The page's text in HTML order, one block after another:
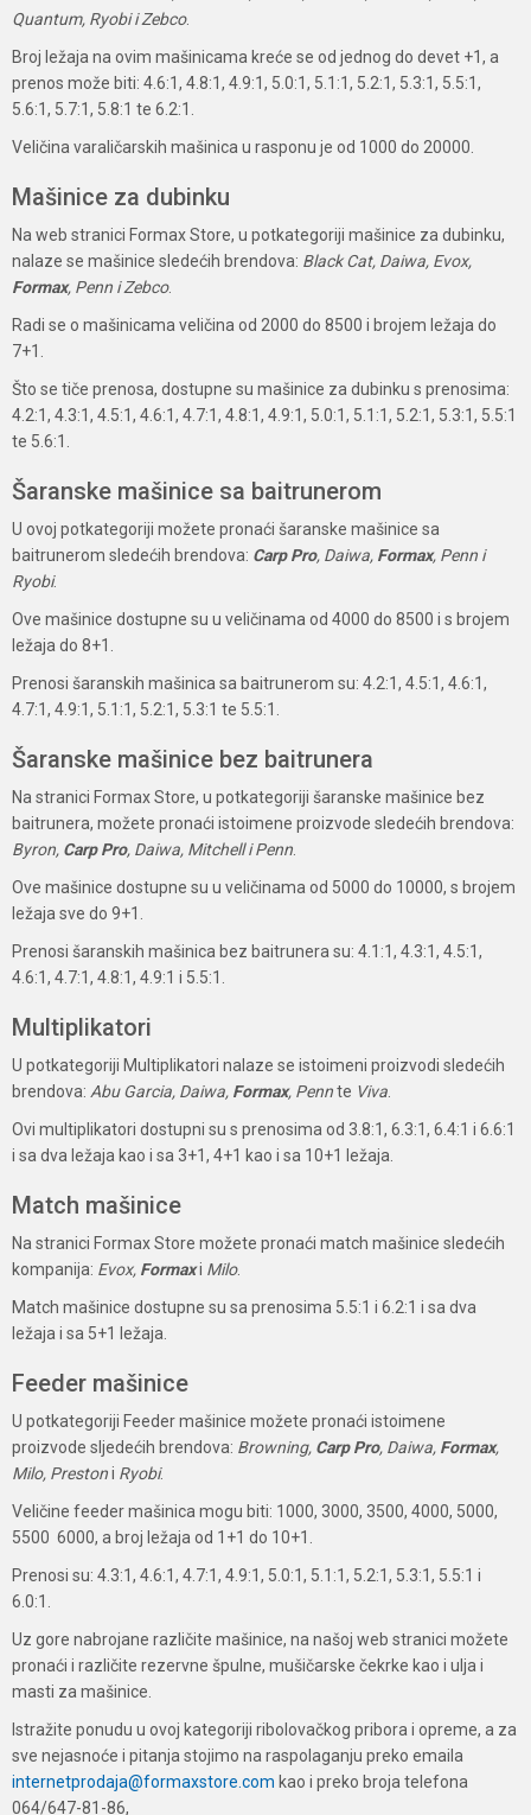
Quantum, Ryobi i Zebco.
Broj ležaja na ovim mašinicama kreće se od jednog do devet +1, a
prenos može biti: 4.6:1, 4.8:1, 4.9:1, 5.0:1, 5.1:1, 5.2:1, 5.3:1, 5.5:1,
5.6:1, 5.7:1, 5.8:1 te 6.2:1.
Veličina varaličarskih mašinica u rasponu je od 1000 do 20000.
Mašinice za dubinku
Na web stranici Formax Store, u potkategoriji mašinice za dubinku,
nalaze se mašinice sledećih brendova: Black Cat, Daiwa, Evox,
Formax, Penn i Zebco.
Radi se o mašinicama veličina od 2000 do 8500 i brojem ležaja do
7+1.
Što se tiče prenosa, dostupne su mašinice za dubinku s prenosima:
4.2:1, 4.3:1, 4.5:1, 4.6:1, 4.7:1, 4.8:1, 4.9:1, 5.0:1, 5.1:1, 5.2:1, 5.3:1, 5.5:1
te 5.6:1.
Šaranske mašinice sa baitrunerom
U ovoj potkategoriji možete pronaći šaranske mašinice sa
baitrunerom sledećih brendova: Carp Pro, Daiwa, Formax, Penn i
Ryobi.
Ove mašinice dostupne su u veličinama od 4000 do 8500 i s brojem
ležaja do 8+1.
Prenosi šaranskih mašinica sa baitrunerom su: 4.2:1, 4.5:1, 4.6:1,
4.7:1, 4.9:1, 5.1:1, 5.2:1, 5.3:1 te 5.5:1.
Šaranske mašinice bez baitrunera
Na stranici Formax Store, u potkategoriji šaranske mašinice bez
baitrunera, možete pronaći istoimene proizvode sledećih brendova:
Byron, Carp Pro, Daiwa, Mitchell i Penn
Ove mašinice dostupne su u veličinama od 5000 do 10000, s brojem
ležaja sve do 9+1.
Prenosi šaranskih mašinica bez baitrunera su: 4.1:1, 4.3:1, 4.5:1,
4.6:1, 4.7:1, 4.8:1, 4.9:1 i 5.5:1.
Multiplikatori
U potkategoriji Multiplikatori nalaze se istoimeni proizvodi sledećih
brendova: Abu Garcia, Daiwa, Formax, Pennte Viva
Ovi multiplikatori dostupni su s prenosima od 3.8:1, 6.3:1, 6.4:1 i 6.6:1
i sa dva ležaja kao i sa 3+1, 4+1 kao i sa 10+1 ležaja.
Match mašinice
Na stranici Formax Store možete pronaći match mašinice sledećih
kompanija: Evox, Formaxi Milo.
Match mašinice dostupne su sa prenosima 5.5:1 i 6.2:1 i sa dva
ležaja i sa 5+1 ležaja.
Feeder mašinice
U potkategoriji Feeder mašinice možete pronaći istoimene
proizvode sljedećih brendova: Browning, Carp Pro, Daiwa, Formax,
Milo, Prestoni Ryobi.
Veličine feeder mašinica mogu biti: 1000, 3000, 3500, 4000, 5000,
5500 6000, a broj ležaja od 1+1 do 10+1.
Prenosi su: 4.3:1, 4.6:1, 4.7:1, 4.9:1, 5.0:1, 5.1:1, 5.2:1, 5.3:1, 5.5:1 i
6.0:1.
Uz gore nabrojane različite mašinice, na našoj web stranici možete
pronaći i različite rezervne špulne, mušičarske čekrke kao i ulja i
masti za mašinice.
Istražite ponudu u ovoj kategoriji ribolovačkog pribora i opreme, a za
sve nejasnoće i pitanja stojimo na raspolaganju preko emaila
internetprodaja@formaxstore.com kao i preko broja telefona
064/647-81-86,